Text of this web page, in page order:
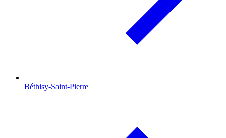
Béthisy-Saint-Pierre